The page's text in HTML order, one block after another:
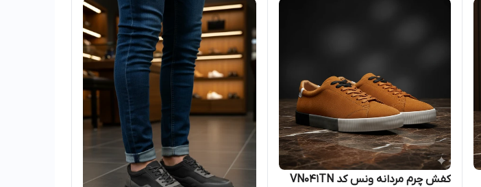
کفش چرم مردانه ونس کد VN041TN